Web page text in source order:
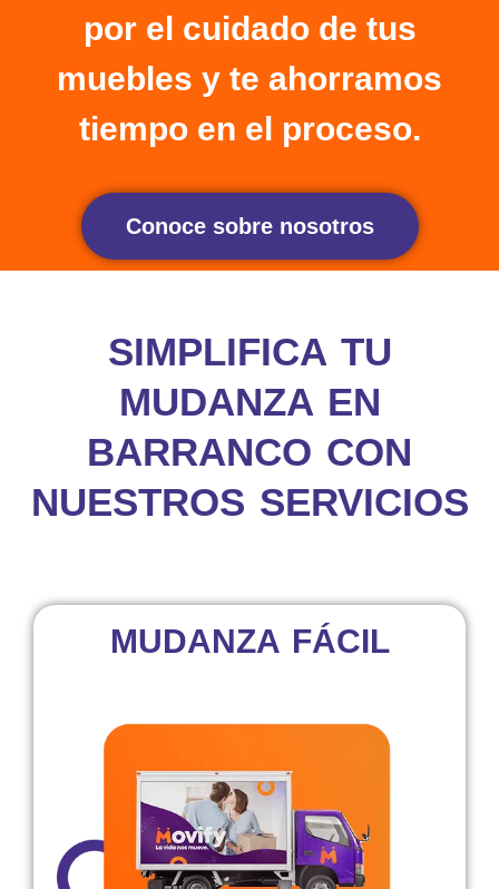
por el cuidado de tus
muebles y te ahorramos
tiempo en el proceso.
Conoce sobre nosotros
SIMPLIFICA TU
MUDANZA EN
BARRANCO CON
NUESTROS SERVICIOS
MUDANZA FÁCIL